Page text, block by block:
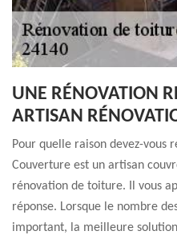
UNE RÉNOVATION
ARTISAN
Pour quelle raison devez-vous
Couverture est un artisan
rénovation de toiture. Il vous
réponse. Lorsque le nombre
important, la meilleure